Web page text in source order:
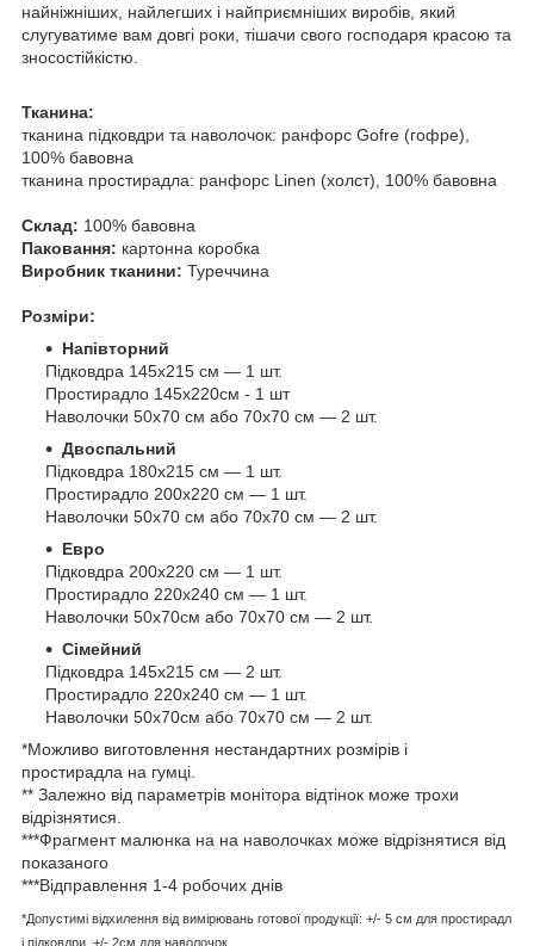
найніжніших, найлегших і найприємніших виробів, який
слугуватиме вам довгі роки, тішачи свого господаря красою та
зносостійкістю.
Тканина:
тканина підковдри та наволочок: ранфорс Gofre (гофре),
100% бавовна
тканина простирадла: ранфорс Linen (холст), 100% бавовна
Склад: 100% бавовна
Паковання: картонна коробка
Виробник тканини: Туреччина
Розміри:
Напівторний
Підковдра 145х215 см — 1 шт.
Простирадло 145х220см - 1 шт
Наволочки 50х70 см або 70х70 см — 2 шт.
Двоспальний
Підковдра 180х215 см — 1 шт.
Простирадло 200х220 см — 1 шт.
Наволочки 50х70 см або 70х70 см — 2 шт.
Евро
Підковдра 200х220 см — 1 шт.
Простирадло 220х240 см — 1 шт.
Наволочки 50х70см або 70х70 см — 2 шт.
Сімейний
Підковдра 145х215 см — 2 шт.
Простирадло 220х240 см — 1 шт.
Наволочки 50х70см або 70х70 см — 2 шт.
*Можливо виготовлення нестандартних розмірів і
простирадла на гумці.
** Залежно від параметрів монітора відтінок може трохи
відрізнятися.
***Фрагмент малюнка на на наволочках може відрізнятися від
показаного
***Відправлення 1-4 робочих днів
*Допустимі відхилення від вимірювань готової продукції: +/- 5 см для простирадл
і підковдри, +/- 2см для наволочок.